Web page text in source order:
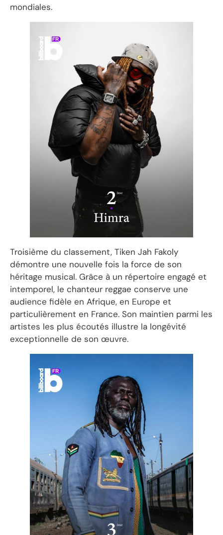
mondiales.
Troisième du classement, Tiken Jah Fakoly
démontre une nouvelle fois la force de son
héritage musical. Grâce à un répertoire engagé et
intemporel, le chanteur reggae conserve une
audience fidèle en Afrique, en Europe et
particulièrement en France. Son maintien parmi les
artistes les plus écoutés illustre la longévité
exceptionnelle de son œuvre.